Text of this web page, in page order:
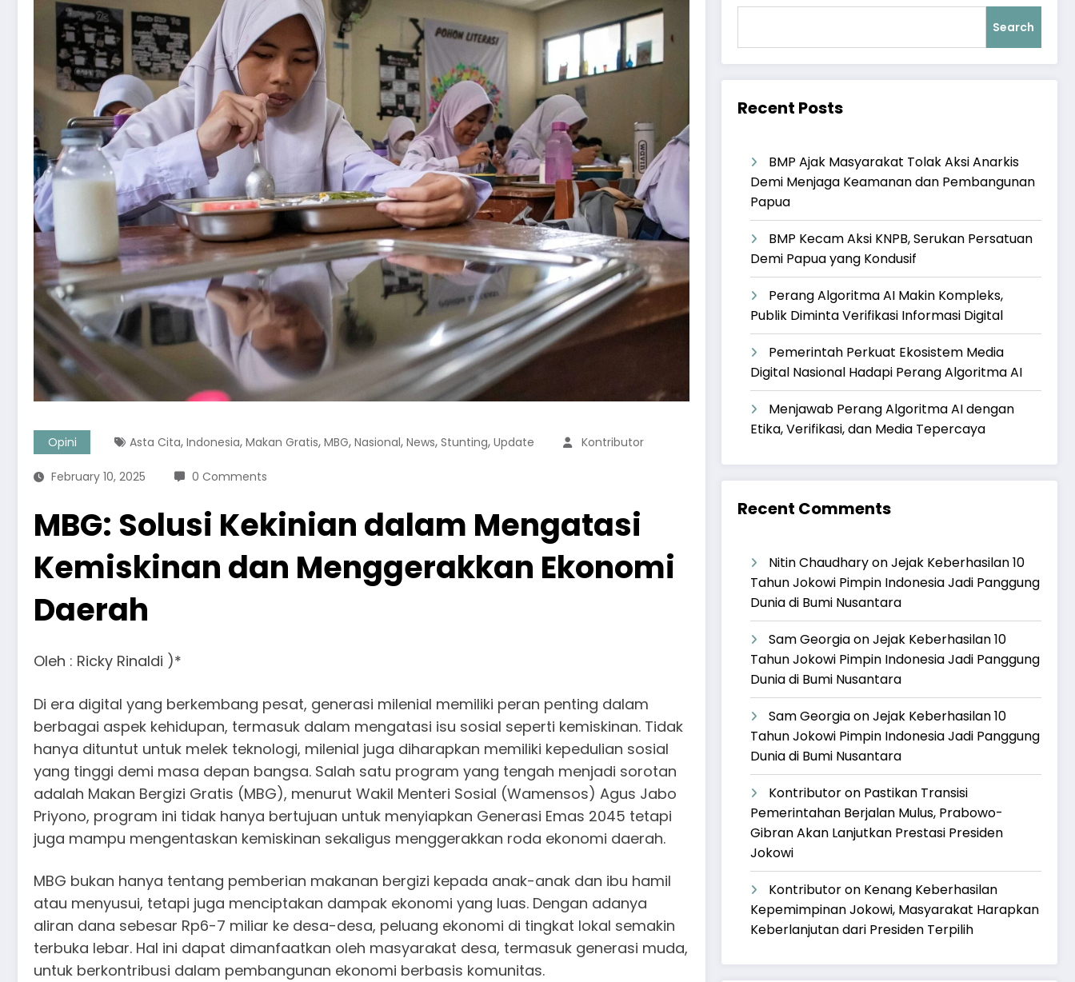
Opini Asta Cita, Indonesia, Makan Gratis, MBG, Nasional, News, Stunting, Update Kontributor
February 10, 2025 0 Comments
MBG: Solusi Kekinian dalam Mengatasi
Kemiskinan dan Menggerakkan Ekonomi
Daerah
Oleh : Ricky Rinaldi )*
Di era digital yang berkembang pesat, generasi milenial memiliki peran penting dalam
berbagai aspek kehidupan, termasuk dalam mengatasi isu sosial seperti kemiskinan. Tidak
hanya dituntut untuk melek teknologi, milenial juga diharapkan memiliki kepedulian sosial
yang tinggi demi masa depan bangsa. Salah satu program yang tengah menjadi sorotan
adalah Makan Bergizi Gratis (MBG), menurut Wakil Menteri Sosial (Wamensos) Agus Jabo
Priyono, program ini tidak hanya bertujuan untuk menyiapkan Generasi Emas 2045 tetapi
juga mampu mengentaskan kemiskinan sekaligus menggerakkan roda ekonomi daerah.
MBG bukan hanya tentang pemberian makanan bergizi kepada anak-anak dan ibu hamil
atau menyusui, tetapi juga menciptakan dampak ekonomi yang luas. Dengan adanya
aliran dana sebesar Rp6-7 miliar ke desa-desa, peluang ekonomi di tingkat lokal semakin
terbuka lebar. Hal ini dapat dimanfaatkan oleh masyarakat desa, termasuk generasi muda,
untuk berkontribusi dalam pembangunan ekonomi berbasis komunitas.
Search
Recent Posts
BMP Ajak Masyarakat Tolak Aksi Anarkis
Demi Menjaga Keamanan dan Pembangunan
Papua
BMP Kecam Aksi KNPB, Serukan Persatuan
Demi Papua yang Kondusif
Perang Algoritma AI Makin Kompleks,
Publik Diminta Verifikasi Informasi Digital
Pemerintah Perkuat Ekosistem Media
Digital Nasional Hadapi Perang Algoritma AI
Menjawab Perang Algoritma AI dengan
Etika, Verifikasi, dan Media Tepercaya
Recent Comments
Nitin ChaudharyonJejak Keberhasilan 10
Tahun Jokowi Pimpin Indonesia Jadi Panggung
Dunia di Bumi Nusantara
Sam GeorgiaonJejak Keberhasilan 10
Tahun Jokowi Pimpin Indonesia Jadi Panggung
Dunia di Bumi Nusantara
Sam GeorgiaonJejak Keberhasilan 10
Tahun Jokowi Pimpin Indonesia Jadi Panggung
Dunia di Bumi Nusantara
Kontributoron Pastikan Transisi
Pemerintahan Berjalan Mulus, Prabowo-
Gibran Akan Lanjutkan Prestasi Presiden
Jokowi
Kontributoron Kenang Keberhasilan
Kepemimpinan Jokowi, Masyarakat Harapkan
Keberlanjutan dari Presiden Terpilih